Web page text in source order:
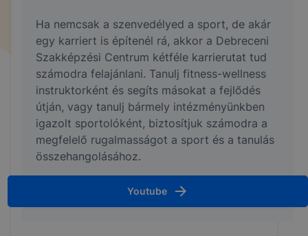
Ha nemcsak a szenvedélyed a sport, de akár
egy karriert is építenél rá, akkor a Debreceni
Szakképzési Centrum kétféle karrierutat tud
számodra felajánlani. Tanulj fitness-wellness
instruktorként és segíts másokat a fejlődés
útján, vagy tanulj bármely intézményünkben
igazolt sportolóként, biztosítjuk számodra a
megfelelő rugalmasságot a sport és a tanulás
összehangolásához.
Youtube